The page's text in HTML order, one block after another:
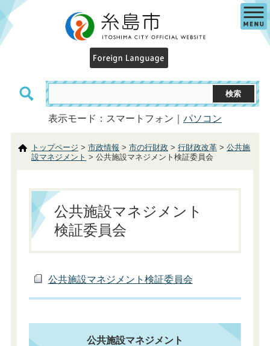
表示モード：スマートフォン｜ パソコン
トップページ > 市政情報 > 市の行財政 > 行財政改革> 公共施
設マネジメント > 公共施設マネジメント検証委員会
公共施設マネジメント
検証委員会
公共施設マネジメント検証委員会
公共施設マネジメント